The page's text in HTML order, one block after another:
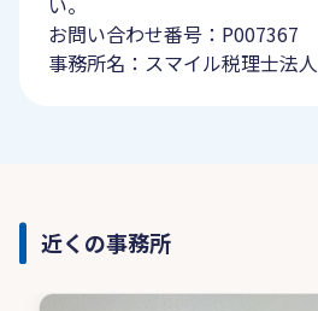
お問い合わせ番号：P007367
事務所名：スマイル税理士法人
近くの事務所